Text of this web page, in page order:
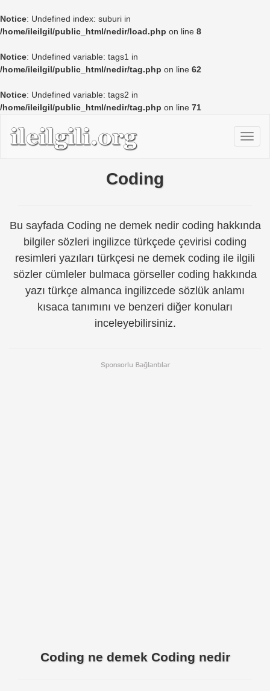
Notice: Undefined index: suburi in
/home/ileilgil/public_html/nedir/load.php on line 8
Notice: Undefined variable: tags1 in
/home/ileilgil/public_html/nedir/tag.php on line 62
Notice: Undefined variable: tags2 in
/home/ileilgil/public_html/nedir/tag.php on line 71
Coding
Bu sayfada Coding ne demek nedir coding hakkında
bilgiler sözleri ingilizce türkçede çevirisi coding
resimleri yazıları türkçesi ne demek coding ile ilgili
sözler cümleler bulmaca görseller coding hakkında
yazı türkçe almanca ingilizcede sözlük anlamı
kısaca tanımını ve benzeri diğer konuları
inceleyebilirsiniz.
Coding ne demek Coding nedir